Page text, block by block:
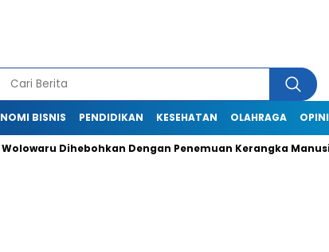
BISNIS PENDIDIKAN KESEHATAN OLAHRAGA OPINI
Dihebohkan Dengan Penemuan Kerangka Manusia